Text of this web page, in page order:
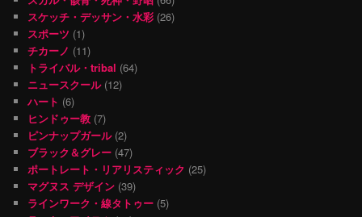
スケッチ・デッサン・水彩 (26)
スポーツ (1)
チカーノ (11)
トライバル・tribal (64)
ニュースクール(12)
ハート (6)
ヒンドゥー教 (7)
ピンナップガール(2)
ブラック＆グレー (47)
ポートレート・リアリスティック (25)
マグヌス デザイン (39)
ラインワーク・線タトゥー (5)